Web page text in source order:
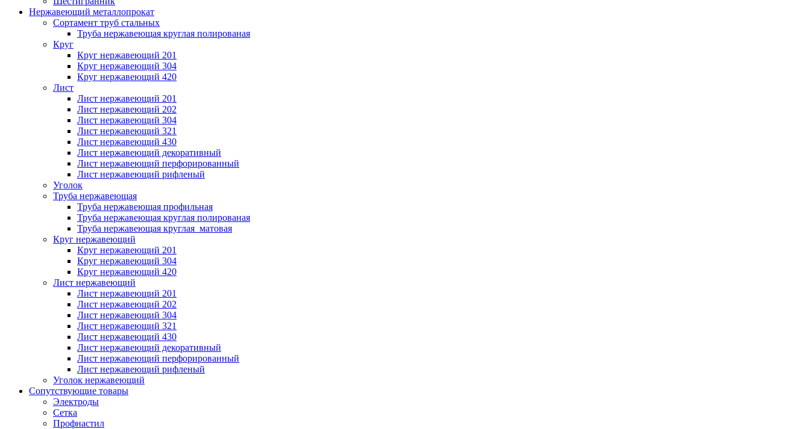
Нержавеющий металлопрокат
Сортамент труб стальных
Труба нержавеющая круглая полированая
Круг
Круг нержавеющий 201
Круг нержавеющий 304
Круг нержавеющий 420
Лист
Лист нержавеющий 201
Лист нержавеющий 202
Лист нержавеющий 304
Лист нержавеющий 321
Лист нержавеющий 430
Лист нержавеющий декоративный
Лист нержавеющий перфорированный
Лист нержавеющий рифленый
Уголок
Труба нержавеющая
Труба нержавеющая профильная
Труба нержавеющая круглая полированая
Труба нержавеющая круглая матовая
Круг нержавеющий
Круг нержавеющий 201
Круг нержавеющий 304
Круг нержавеющий 420
Лист нержавеющий
Лист нержавеющий 201
Лист нержавеющий 202
Лист нержавеющий 304
Лист нержавеющий 321
Лист нержавеющий 430
Лист нержавеющий декоративный
Лист нержавеющий перфорированный
Лист нержавеющий рифленый
Уголок нержавеющий
Cопутствующие товары
Электроды
Сетка
Профнастил